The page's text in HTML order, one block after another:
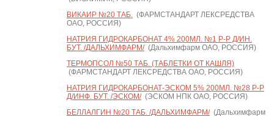
ВИКАИР №20 ТАБ.(ФАРМСТАНДАРТ ЛЕКСРЕДСТВА
ОАО, РОССИЯ)
НАТРИЯ ГИДРОКАРБОНАТ 4% 200МЛ. №1 Р-Р Д/ИН.
БУТ. /ДАЛЬХИМФАРМ/(Дальхимфарм ОАО, РОССИЯ)
ТЕРМОПСОЛ №50 ТАБ. (ТАБЛЕТКИ ОТ КАШЛЯ)
(ФАРМСТАНДАРТ ЛЕКСРЕДСТВА ОАО, РОССИЯ)
НАТРИЯ ГИДРОКАРБОНАТ-ЭСКОМ 5% 200МЛ. №28 Р-Р
Д/ИНФ. БУТ. /ЭСКОМ/(ЭСКОМ НПК ОАО, РОССИЯ)
БЕЛЛАЛГИН №20 ТАБ. /ДАЛЬХИМФАРМ/(Дальхимфарм